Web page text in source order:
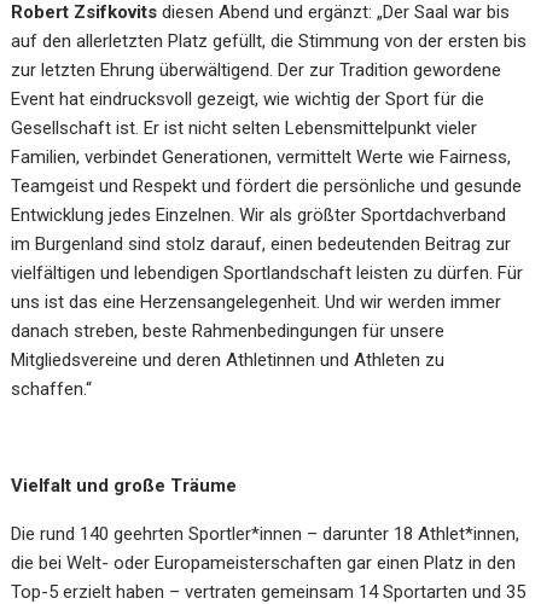
Robert Zsifkovits diesen Abend und ergänzt: „Der Saal war bis
auf den allerletzten Platz gefüllt, die Stimmung von der ersten bis
zur letzten Ehrung überwältigend. Der zur Tradition gewordene
Event hat eindrucksvoll gezeigt, wie wichtig der Sport für die
Gesellschaft ist. Er ist nicht selten Lebensmittelpunkt vieler
Familien, verbindet Generationen, vermittelt Werte wie Fairness,
Teamgeist und Respekt und fördert die persönliche und gesunde
Entwicklung jedes Einzelnen. Wir als größter Sportdachverband
im Burgenland sind stolz darauf, einen bedeutenden Beitrag zur
vielfältigen und lebendigen Sportlandschaft leisten zu dürfen. Für
uns ist das eine Herzensangelegenheit. Und wir werden immer
danach streben, beste Rahmenbedingungen für unsere
Mitgliedsvereine und deren Athletinnen und Athleten zu
schaffen.“
Vielfalt und große Träume
Die rund 140 geehrten Sportler*innen – darunter 18 Athlet*innen,
die bei Welt- oder Europameisterschaften gar einen Platz in den
Top-5 erzielt haben – vertraten gemeinsam 14 Sportarten und 35